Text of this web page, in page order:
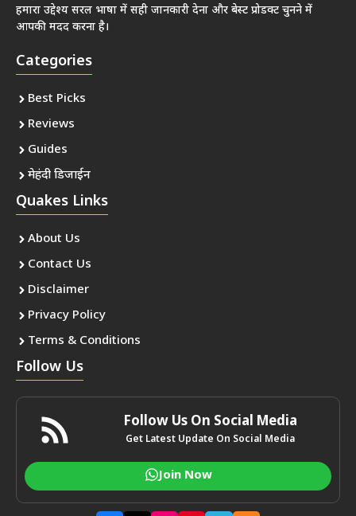
हमारा उद्देश्य सरल भाषा में सही जानकारी देना और बेस्ट प्रोडक्ट चुनने में
आपकी मदद करना है।
Categories
Best Picks
Reviews
Guides
मेहंदी डिजाईन
Quakes Links
About Us
Contact Us
Disclaimer
Privacy Policy
Terms & Conditions
Follow Us
Follow Us On Social Media
Get Latest Update On Social Media
Join Now